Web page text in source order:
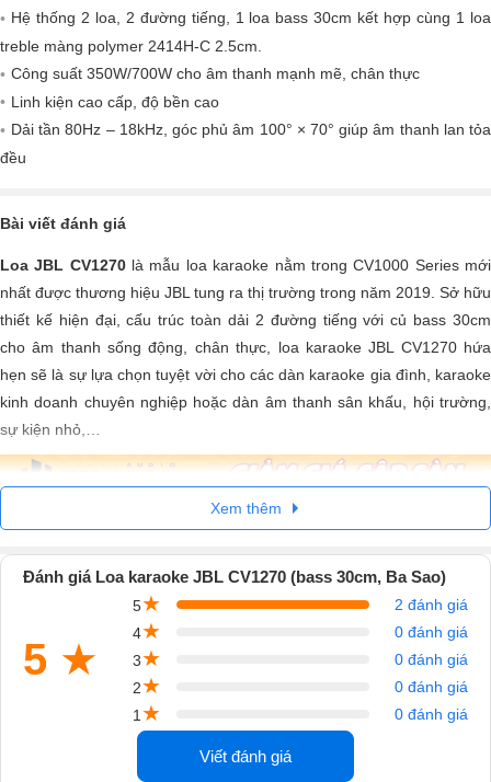
Hệ thống 2 loa, 2 đường tiếng, 1 loa bass 30cm kết hợp cùng 1 loa
treble màng polymer 2414H-C 2.5cm.
Công suất 350W/700W cho âm thanh mạnh mẽ, chân thực
Linh kiện cao cấp, độ bền cao
Dải tần 80Hz – 18kHz, góc phủ âm 100° × 70° giúp âm thanh lan tỏa
đều
Bài viết đánh giá
Loa JBL CV1270là mẫu loa karaoke nằm trong CV1000 Series mới
nhất được thương hiệu JBL tung ra thị trường trong năm 2019. Sở hữu
thiết kế hiện đại, cấu trúc toàn dải 2 đường tiếng với củ bass 30cm
cho âm thanh sống động, chân thực, loa karaoke JBL CV1270 hứa
hẹn sẽ là sự lựa chọn tuyệt vời cho các dàn karaoke gia đình, karaoke
kinh doanh chuyên nghiệp hoặc dàn âm thanh sân khấu, hội trường,
sự kiện nhỏ,…
Đánh giá thiết kế loa JBL CV1270
Xem thêm
Đánh giá Loa karaoke JBL CV1270 (bass 30cm, Ba Sao)
5 ★
5★
2 đánh giá
4★
0 đánh giá
3★
0 đánh giá
2★
0 đánh giá
1 ★ 0 đánh giá
Viết đánh giá